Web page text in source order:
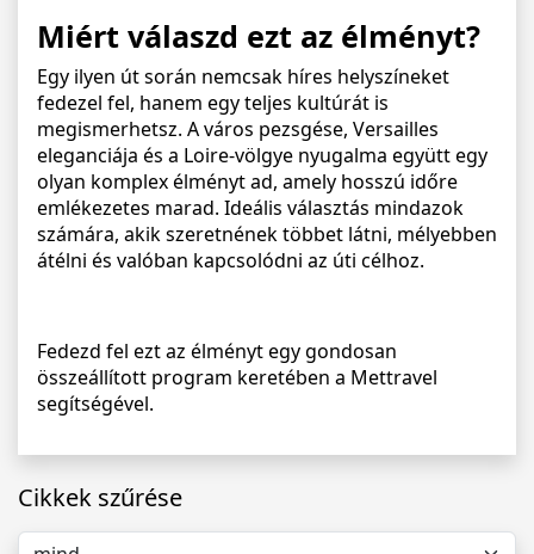
Miért válaszd ezt az élményt?
Egy ilyen út során nemcsak híres helyszíneket
fedezel fel, hanem egy teljes kultúrát is
megismerhetsz. A város pezsgése, Versailles
eleganciája és a Loire-völgye nyugalma együtt egy
olyan komplex élményt ad, amely hosszú időre
emlékezetes marad. Ideális választás mindazok
számára, akik szeretnének többet látni, mélyebben
átélni és valóban kapcsolódni az úti célhoz.
Fedezd fel ezt az élményt egy gondosan
összeállított program keretében a Mettravel
segítségével.
Cikkek szűrése